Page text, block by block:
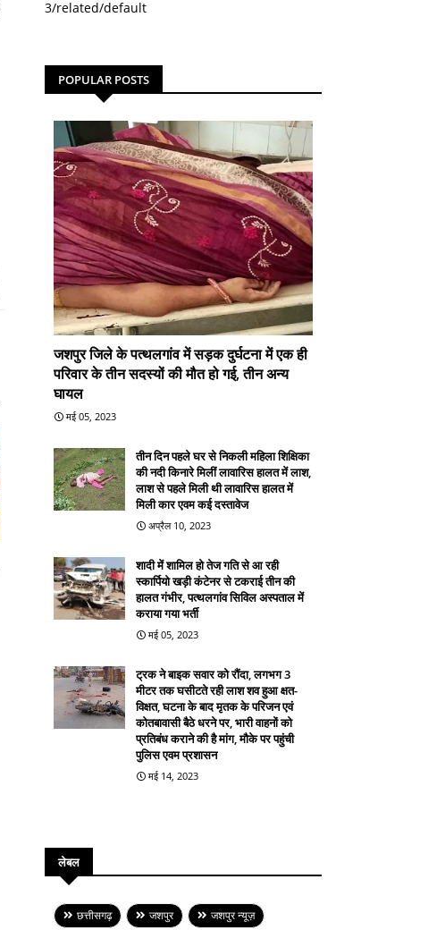
3/related/default
POPULAR POSTS
जशपुर जिले के पत्थलगांव में सड़क दुर्घटना में एक ही
परिवार के तीन सदस्यों की मौत हो गई, तीन अन्य
घायल
मई 05, 2023
तीन दिन पहले घर से निकली महिला शिक्षिका
की नदी किनारे मिलीं लावारिस हालत में लाश,
लाश से पहले मिली थी लावारिस हालत में
मिली कार एवम कई दस्तावेज
अप्रैल 10, 2023
शादी में शामिल हो तेज गति से आ रही
स्कार्पियो खड़ी कंटेनर से टकराई तीन की
हालत गंभीर, पत्थलगांव सिविल अस्पताल में
कराया गया भर्ती
मई 05, 2023
ट्रक ने बाइक सवार को रौंदा, लगभग 3
मीटर तक घसीटते रही लाश शव हुआ क्षत-
विक्षत, घटना के बाद मृतक के परिजन एवं
कोतबावासी बैठे धरने पर, भारी वाहनों को
प्रतिबंध कराने की है मांग, मौके पर पहुंची
पुलिस एवम प्रशासन
मई 14, 2023
लेबल
छत्तीसगढ़ जशपुर जशपुर न्यूज़